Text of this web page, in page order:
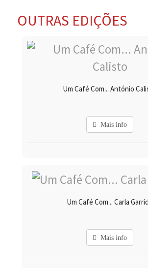
OUTRAS EDIÇÕES
Um Café Com... António
Mais info
Um Café Com... Carla
Mais info